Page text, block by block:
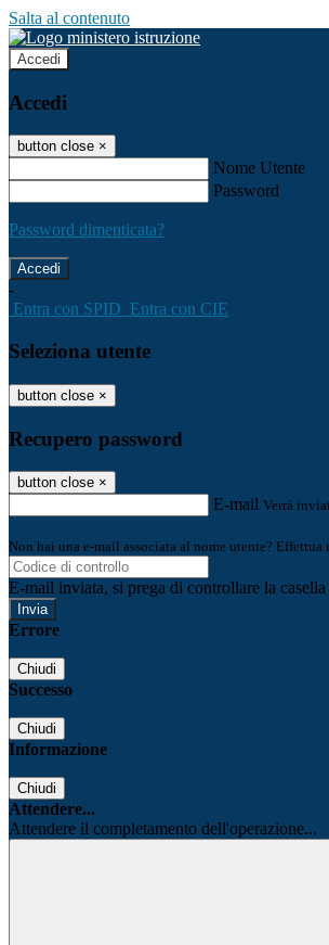
Salta al contenuto
Accedi
Accedi
button close ×
Nome Utente
Password
Password dimenticata?
-
Entra con SPID Entra con CIE
Seleziona utente
button close ×
Recupero password
button close ×
E-mail Verrà
Non hai una e-mail associata al nome utente?
E-mail inviata, si prega di controllare la
Errore
Chiudi
Successo
Chiudi
Informazione
Chiudi
Attendere...
Attendere il completamento dell'operazione...